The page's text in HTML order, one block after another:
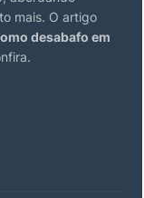
mais. O artigo
desabafo em